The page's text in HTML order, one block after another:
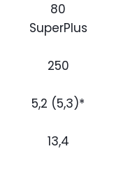
80
SuperPlus
250
5,2 (5,3)*
13,4